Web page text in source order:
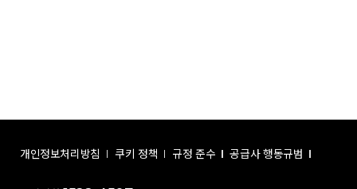
개인정보처리방침 쿠키 정책 규정 준수 공급사 행동규범